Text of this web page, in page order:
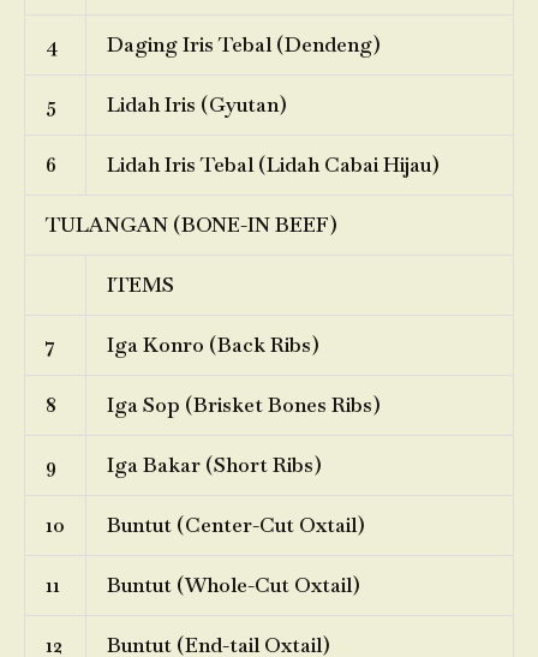
4 Daging Iris Tebal (Dendeng)
5 Lidah Iris (Gyutan)
6 Lidah Iris Tebal (Lidah Cabai Hijau)
TULANGAN (BONE-IN BEEF)
ITEMS
7 Iga Konro (Back Ribs)
8 Iga Sop (Brisket Bones Ribs)
9 Iga Bakar (Short Ribs)
10 Buntut (Center-Cut Oxtail)
11 Buntut (Whole-Cut Oxtail)
12 Buntut (End-tail Oxtail)